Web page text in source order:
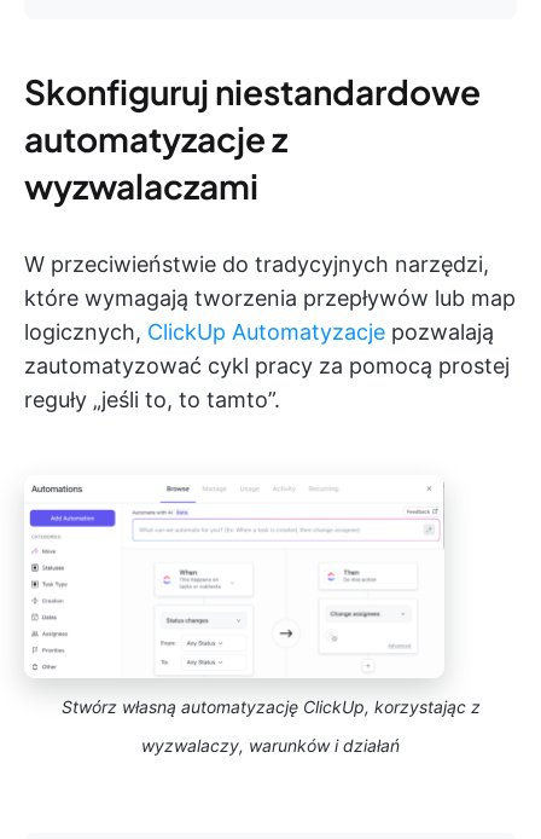
Skonfiguruj niestandardowe
automatyzacje z
wyzwalaczami
W przeciwieństwie do tradycyjnych narzędzi,
które wymagają tworzenia przepływów lub map
logicznych, ClickUp Automatyzacje pozwalają
zautomatyzować cykl pracy za pomocą prostej
reguły „jeśli to, to tamto”.
Stwórz własną automatyzację ClickUp, korzystając z
wyzwalaczy, warunków i działań